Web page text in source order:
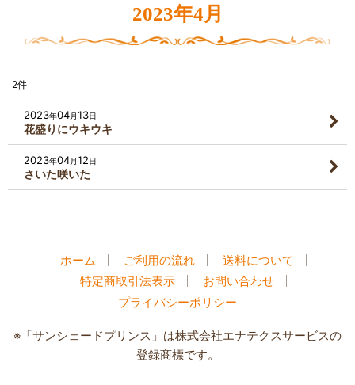
2023年4月
2件
2023年04月13日
花盛りにウキウキ
2023年04月12日
さいた咲いた
ホーム ご利用の流れ
送料について
特定商取引法表示
お問い合わせ
プライバシーポリシー
※「サンシェードプリンス」は株式会社エナテクスサービスの
登録商標です。